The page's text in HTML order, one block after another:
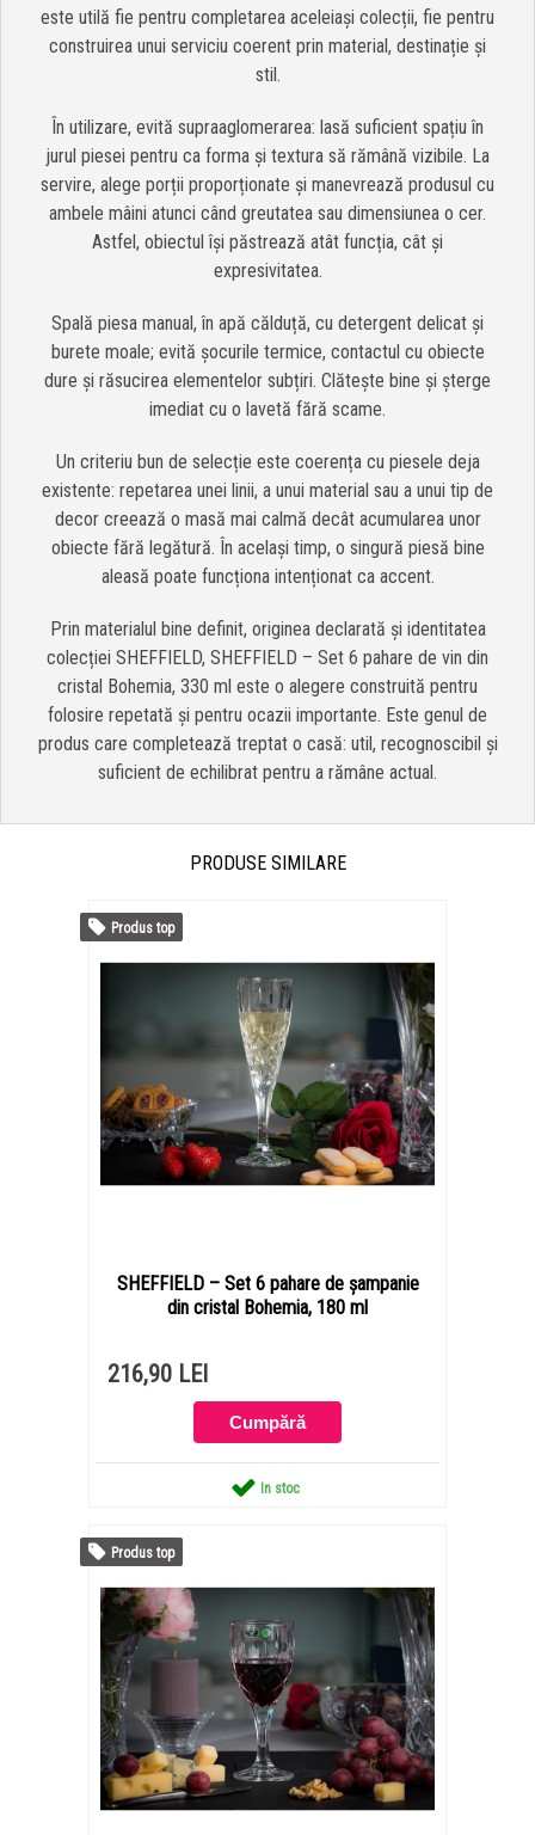
este utilă fie pentru completarea aceleiași colecții, fie pentru
construirea unui serviciu coerent prin material, destinație și
stil.
În utilizare, evită supraaglomerarea: lasă suficient spațiu în
jurul piesei pentru ca forma și textura să rămână vizibile. La
servire, alege porții proporționate și manevrează produsul cu
ambele mâini atunci când greutatea sau dimensiunea o cer.
Astfel, obiectul își păstrează atât funcția, cât și
expresivitatea.
Spală piesa manual, în apă călduță, cu detergent delicat și
burete moale; evită șocurile termice, contactul cu obiecte
dure și răsucirea elementelor subțiri. Clătește bine și șterge
imediat cu o lavetă fără scame.
Un criteriu bun de selecție este coerența cu piesele deja
existente: repetarea unei linii, a unui material sau a unui tip de
decor creează o masă mai calmă decât acumularea unor
obiecte fără legătură. În același timp, o singură piesă bine
aleasă poate funcționa intenționat ca accent.
Prin materialul bine definit, originea declarată și identitatea
colecției SHEFFIELD, SHEFFIELD – Set 6 pahare de vin din
cristal Bohemia, 330 ml este o alegere construită pentru
folosire repetată și pentru ocazii importante. Este genul de
produs care completează treptat o casă: util, recognoscibil și
suficient de echilibrat pentru a rămâne actual.
PRODUSE SIMILARE
SHEFFIELD – Set 6 pahare de șampanie
din cristal Bohemia, 180 ml
216,90 LEI
In stoc
Produs top
Produs top